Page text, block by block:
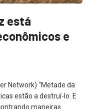
está
e
Network) “Metade da
estão a destruí-lo. E
maneiras